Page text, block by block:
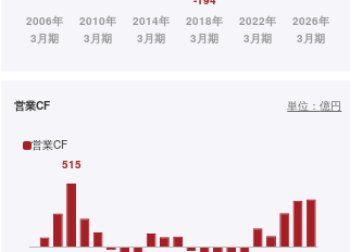
営業CF 単位：億円
営業CF